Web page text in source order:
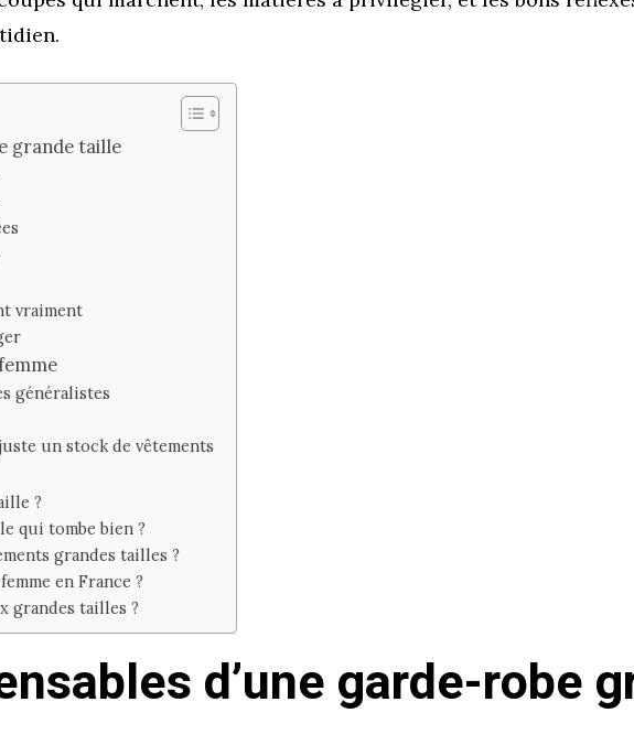
grande taille
vraiment
généralistes
un stock de vêtements
?
qui tombe bien ?
grandes tailles ?
en France ?
grandes tailles ?
d’une garde-robe